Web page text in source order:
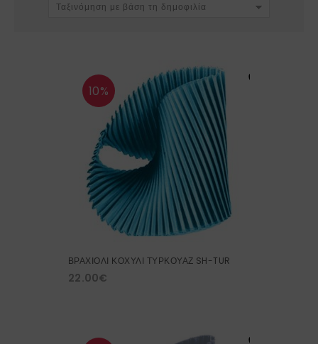
Ταξινόμηση με βάση τη δημοφιλία
10%
ΒΡΑΧΙΟΛΙ ΚΟΧΥΛΙ ΤΥΡΚΟΥΑΖ SH-TUR
22.00€